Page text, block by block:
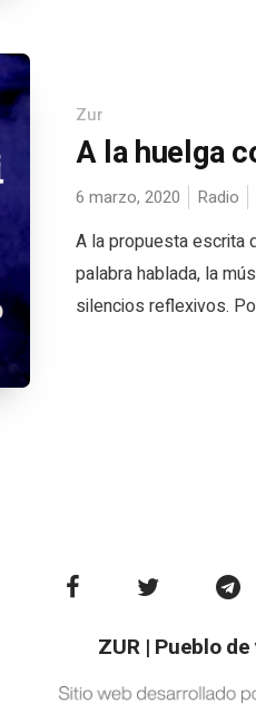
Zur
A la huelga
6 marzo, 2020 Radio
A la propuesta escrita
palabra hablada, la
silencios reflexivos.
ZUR | Pueblo